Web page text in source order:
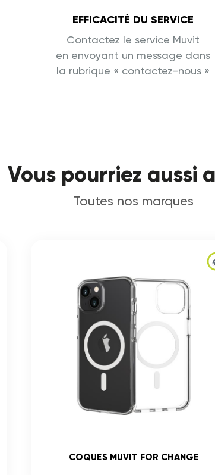
EFFICACITÉ DU SERVICE
Contactez le service Muvit
en envoyant un message dans
la rubrique « contactez-nous »
Vous pourriez aussi
Toutes nos marques
COQUES MUVIT FOR CHANGE